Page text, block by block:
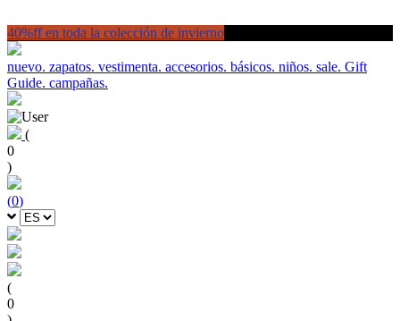
40%ff en toda la colección de invierno
nuevo. zapatos. vestimenta. accesorios. básicos. niños. sale. Gift
Guide. campañas.
(
0
)
(0)
(
0